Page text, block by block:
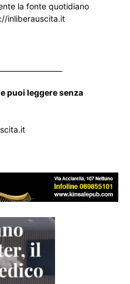
la fonte quotidiano
inliberauscita.it
puoi leggere senza